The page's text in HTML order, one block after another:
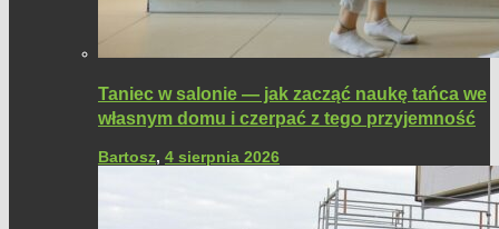
Taniec w salonie — jak zacząć naukę tańca we
własnym domu i czerpać z tego przyjemność
Bartosz, 4 sierpnia 2026